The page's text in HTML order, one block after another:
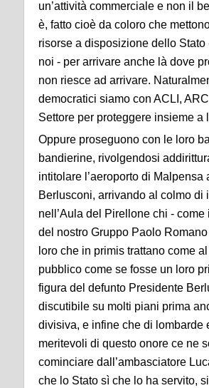
un’attività commerciale e non il
è, fatto cioè da coloro che
risorse a disposizione dello Stato
noi - per arrivare anche là dove
non riesce ad arrivare.
democratici siamo con ACLI,
Settore per proteggere insieme a
Oppure proseguono con le loro
bandierine, rivolgendosi
intitolare l’aeroporto di Malpensa
Berlusconi, arrivando al colmo di
nell’Aula del Pirellone chi -
del nostro Gruppo Paolo
loro che in primis trattano come al
pubblico come se fosse un loro
figura del defunto Presidente
discutibile su molti piani prima
divisiva, e infine che di lombarde
meritevoli di questo onore ce ne
cominciare dall’ambasciatore
che lo Stato sì che lo ha servito,